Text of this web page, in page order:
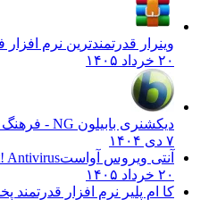
وینرار قدرتمندترین نرم افزار
دیکشنری بابیلون NG - فرهنگ لغت کامپیوتر
آنتی ویروس آواست Antivirus
کا ام پلیر نرم افزار قدرتمند پخش